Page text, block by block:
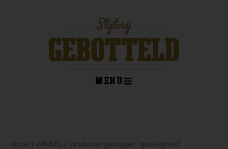
MENU
Home / WINKEL / Producten getagged “gezelligheid”